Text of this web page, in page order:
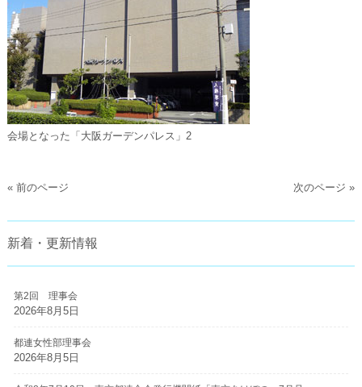
会場となった「大阪ガーデンパレス」2
« 前のページ 次のページ »
新着・更新情報
第2回 理事会
2026年8月5日
都連女性部理事会
2026年8月5日